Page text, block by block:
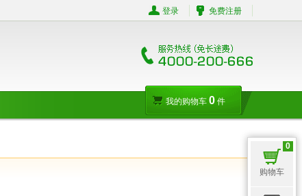
免费注册
登录
我的购物车 0 件
0
购物车